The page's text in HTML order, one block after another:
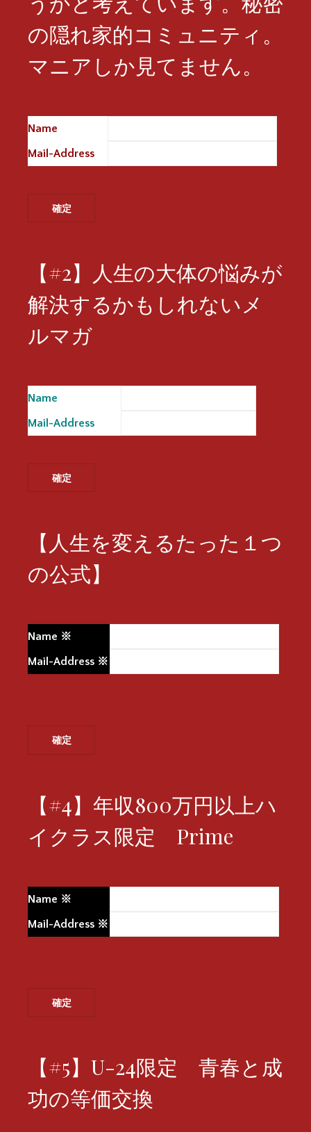
の隠れ家的コミュニティ。
マニアしか見てません。
Name
Mail-Address
【#2】人生の大体の悩みが
解決するかもしれないメ
ルマガ
Name
Mail-Address
【人生を変えるたった１つ
の公式】
Name ※
Mail-Address ※
【#4】年収800万円以上ハ
イクラス限定 Prime
Name ※
Mail-Address ※
【#5】U-24限定 青春と成
功の等価交換